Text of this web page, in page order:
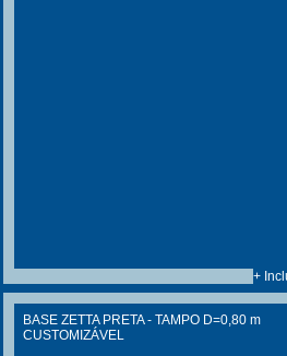
+
BASE ZETTA PRETA - TAMPO D=0,80 m
CUSTOMIZÁVEL